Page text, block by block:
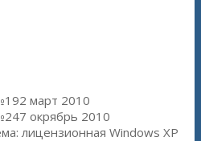
март 2010
окрябрь 2010
лицензионная Windows XP